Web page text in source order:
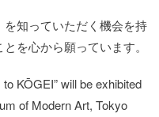
知っていただく機会を持
を心から願っています。
KŌGEI” will be exhibited
of Modern Art, Tokyo